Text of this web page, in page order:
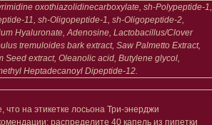
oxothiazolidinecarboxylate, sh-Polypeptide-1,
11, sh-Oligopeptide-1, sh-Oligopeptide-2,
Hyaluronate, Adenosine, Lactobacillus/Clover
tremuloides bark extract, Saw Palmetto Extract,
Seed extract, Oleanolic acid, Butylene glycol,
Heptadecanoyl Dipeptide-12.
на этикетке лосьона Три-энерджи
распределите 40 капель из пипетки